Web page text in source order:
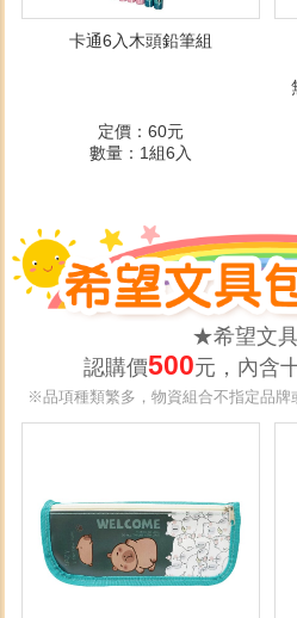
卡通6入木頭鉛筆組
定價：60元
數量：1組6入
★希望文
認購價500元，內含
※品項種類繁多，物資組合不指定品牌